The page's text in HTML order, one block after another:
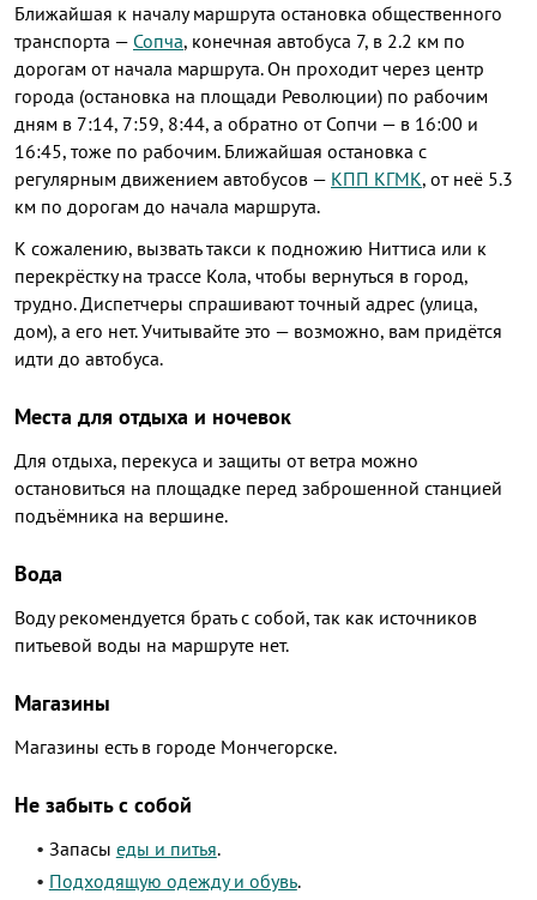
Ближайшая к началу маршрута остановка общественного
транспорта — Сопча, конечная автобуса 7, в 2.2 км по
дорогам от начала маршрута. Он проходит через центр
города (остановка на площади Революции) по рабочим
дням в 7:14, 7:59, 8:44, а обратно от Сопчи — в 16:00 и
16:45, тоже по рабочим. Ближайшая остановка с
регулярным движением автобусов — КПП КГМК, от неё 5.3
км по дорогам до начала маршрута.
К сожалению, вызвать такси к подножию Ниттиса или к
перекрёстку на трассе Кола, чтобы вернуться в город,
трудно. Диспетчеры спрашивают точный адрес (улица,
дом), а его нет. Учитывайте это — возможно, вам придётся
идти до автобуса.
Места для отдыха и ночевок
Для отдыха, перекуса и защиты от ветра можно
остановиться на площадке перед заброшенной станцией
подъёмника на вершине.
Вода
Воду рекомендуется брать с собой, так как источников
питьевой воды на маршруте нет.
Магазины
Магазины есть в городе Мончегорске.
Не забыть с собой
Запасы еды и питья.
Подходящую одежду и обувь.